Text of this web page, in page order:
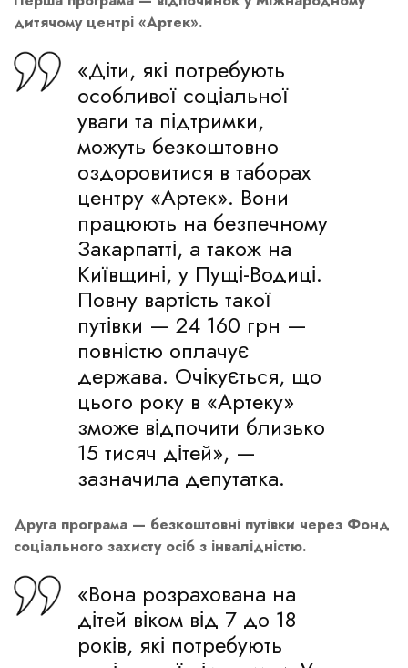
дитячому центрі «Артек».
«Діти, які потребують
особливої соціальної
уваги та підтримки,
можуть безкоштовно
оздоровитися в таборах
центру «Артек». Вони
працюють на безпечному
Закарпатті, а також на
Київщині, у Пущі-Водиці.
Повну вартість такої
путівки — 24 160 грн —
повністю оплачує
держава. Очікується, що
цього року в «Артеку»
зможе відпочити близько
15 тисяч дітей», —
зазначила депутатка.
Друга програма — безкоштовні путівки через Фонд
соціального захисту осіб з інвалідністю.
«Вона розрахована на
дітей віком від 7 до 18
років, які потребують